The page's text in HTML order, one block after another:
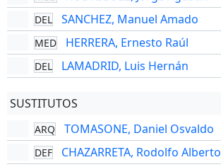
DEL SANCHEZ, Manuel Amado
MED HERRERA, Ernesto Raúl
DEL LAMADRID, Luis Hernán
SUSTITUTOS
ARQ TOMASONE, Daniel Osvaldo
DEF CHAZARRETA, Rodolfo Alberto